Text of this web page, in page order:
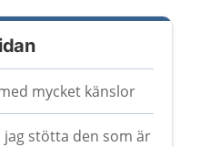
mycket känslor
jag stötta den som är